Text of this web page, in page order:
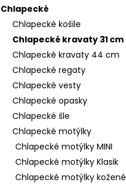
Chlapecké
Chlapecké košile
Chlapecké kravaty 31 cm
Chlapecké kravaty 44 cm
Chlapecké regaty
Chlapecké vesty
Chlapecké opasky
Chlapecké šle
Chlapecké motýlky
Chlapecké motýlky MINI
Chlapecké motýlky Klasik
Chlapecké motýlky kožené